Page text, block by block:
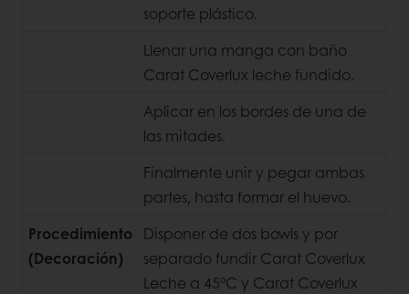
soporte plástico.
Llenar una manga con baño
Carat Coverlux leche fundido.
Aplicar en los bordes de una de
las mitades.
Finalmente unir y pegar ambas
partes, hasta formar el huevo.
Procedimiento
(Decoración)
Disponer de dos bowls y por
separado fundir Carat Coverlux
Leche a 45°C y Carat Coverlux